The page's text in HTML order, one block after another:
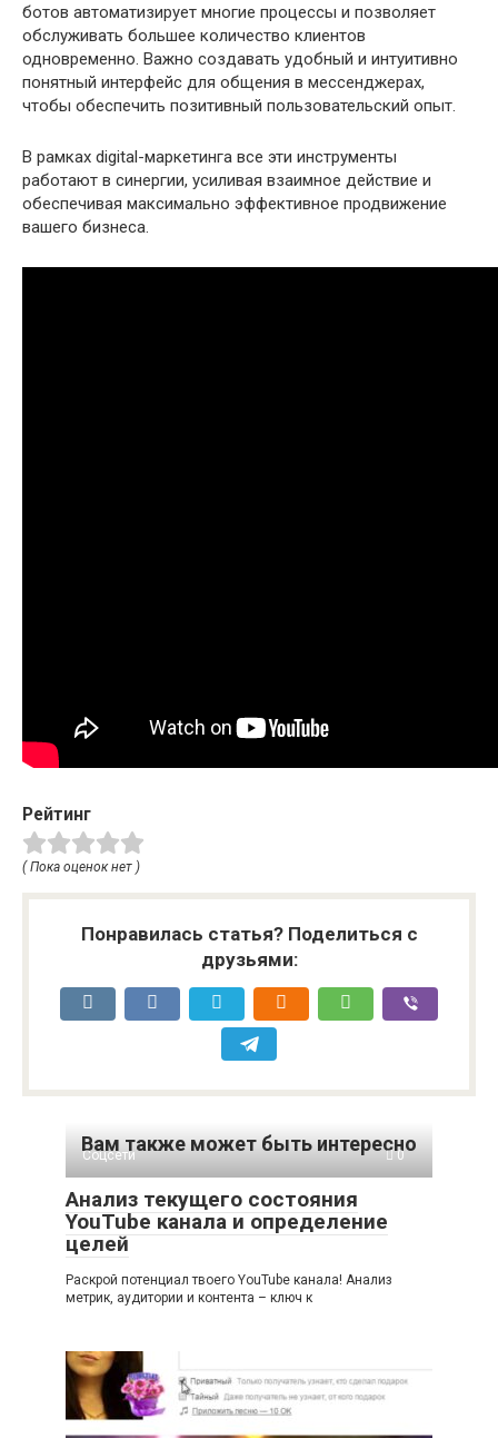
ботов автоматизирует многие процессы и позволяет
обслуживать большее количество клиентов
одновременно. Важно создавать удобный и интуитивно
понятный интерфейс для общения в мессенджерах,
чтобы обеспечить позитивный пользовательский опыт.
В рамках digital-маркетинга все эти инструменты
работают в синергии, усиливая взаимное действие и
обеспечивая максимально эффективное продвижение
вашего бизнеса.
Рейтинг
( Пока оценок нет )
Понравилась статья? Поделиться с
друзьями:
Вам также может быть интересно
Соцсети 0
Анализ текущего состояния
YouTube канала и определение
целей
Раскрой потенциал твоего YouTube канала! Анализ
метрик, аудитории и контента – ключ к